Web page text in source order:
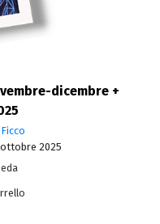
dicembre +
2025